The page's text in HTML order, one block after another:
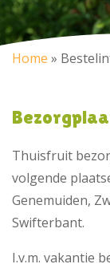
Home »
Thuisfruit
volgende
Genemuiden,
Swifterbant.
I.v.m. vakantie